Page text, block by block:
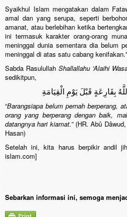
Syaikhul Islam mengatakan dalam
amal dan yang serupa, seperti
amanat, atau berlebihan ketika
ini termasuk karakter orang-orang
meninggal dunia sementara dia belum
meninggal di atas satu cabang
Sabda Rasulullah Shallallahu 'Alaihi
sedikitpun,
بِقَارِعَةٍ قَبْلَ يَوْمِ الْقِيَامَةِ
“Barangsiapa belum pernah berperang,
orang yang berperang dengan baik,
datangnya hari kiamat.” (HR. Abû
Hasan)
Setelah ini, kita harus berpikir andil
islam.com]
Sebarkan informasi ini, semoga